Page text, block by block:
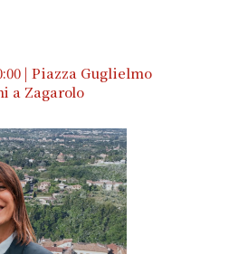
| Piazza Guglielmo
a Zagarolo